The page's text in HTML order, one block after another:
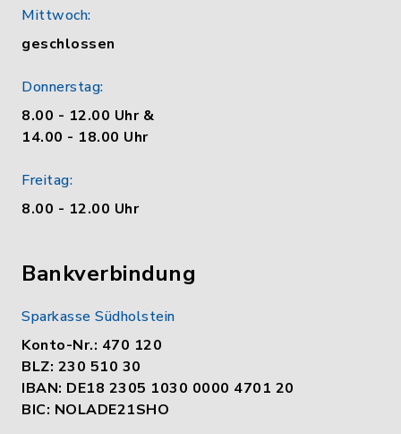
Mittwoch:
geschlossen
Donnerstag:
8.00 - 12.00 Uhr &
14.00 - 18.00 Uhr
Freitag:
8.00 - 12.00 Uhr
Bankverbindung
Sparkasse Südholstein
Konto-Nr.: 470 120
BLZ: 230 510 30
IBAN: DE18 2305 1030 0000 4701 20
BIC: NOLADE21SHO